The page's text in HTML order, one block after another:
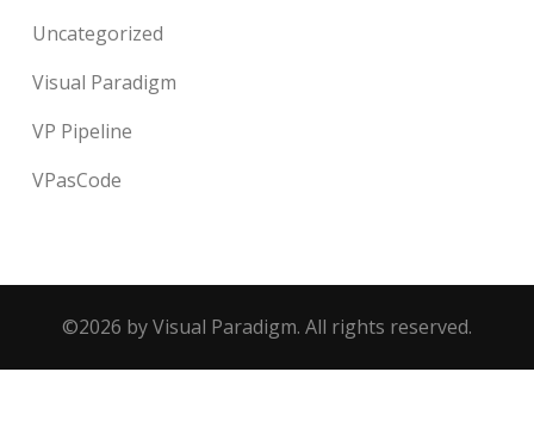
Uncategorized
Visual Paradigm
VP Pipeline
VPasCode
©2026 by Visual Paradigm. All rights reserved.